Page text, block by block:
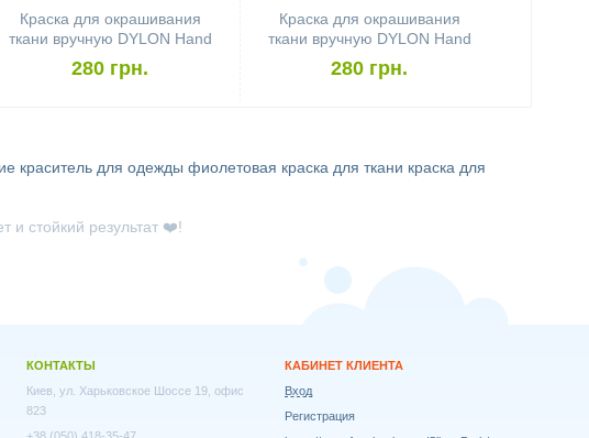
Краска для окрашивания
ткани вручную DYLON Hand
Use Jeans Blue
280 грн.
Краска для окрашивания
ткани вручную DYLON Hand
Use Navy Blue
280 грн.
краситель для одежды фиолетовая краска для ткани краска для
стойкий результат ❤️!
КОНТАКТЫ
Киев, ул. Харьковское Шоссе 19, офис
823
КАБИНЕТ КЛИЕНТА
Вход
Регистрация